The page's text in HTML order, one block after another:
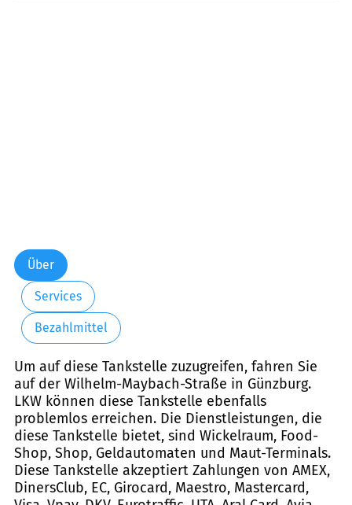
Über
Services
Bezahlmittel
Um auf diese Tankstelle zuzugreifen, fahren Sie
auf der Wilhelm-Maybach-Straße in Günzburg.
LKW können diese Tankstelle ebenfalls
problemlos erreichen. Die Dienstleistungen, die
diese Tankstelle bietet, sind Wickelraum, Food-
Shop, Shop, Geldautomaten und Maut-Terminals.
Diese Tankstelle akzeptiert Zahlungen von AMEX,
DinersClub, EC, Girocard, Maestro, Mastercard,